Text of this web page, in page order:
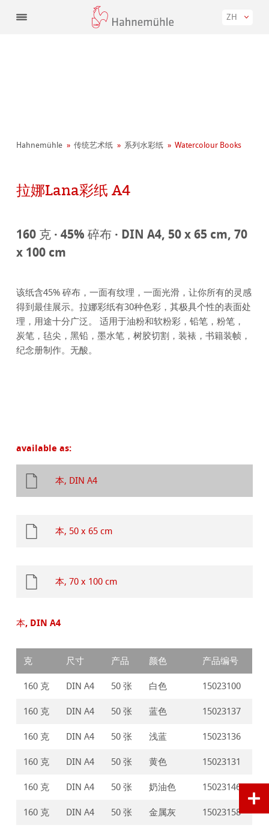
ZH
Hahnemühle 传统艺术纸 系列水彩纸 Watercolour Books
拉娜Lana彩纸 A4
160 克 · 45% 碎布 · DIN A4, 50 x 65 cm, 70
x 100 cm
该纸含45% 碎布，一面有纹理，一面光滑，让你所有的灵感
得到最佳展示。拉娜彩纸有30种色彩，其极具个性的表面处
理，用途十分广泛。 适用于油粉和软粉彩，铅笔，粉笔，
炭笔，毡尖，黑铅，墨水笔，树胶切割，装裱，书籍装帧，
纪念册制作。无酸。
available as:
本, DIN A4
本, 50 x 65 cm
本, 70 x 100 cm
本, DIN A4
克 尺寸 产品 颜色 产品编号
160 克 DIN A4 50 张 白色 15023100
160 克 DIN A4 50 张 蓝色 15023137
160 克 DIN A4 50 张 浅蓝 15023136
160 克 DIN A4 50 张 黄色 15023131
160 克 DIN A4 50 张 奶油色 15023146
160 克 DIN A4 50 张 金属灰 15023158